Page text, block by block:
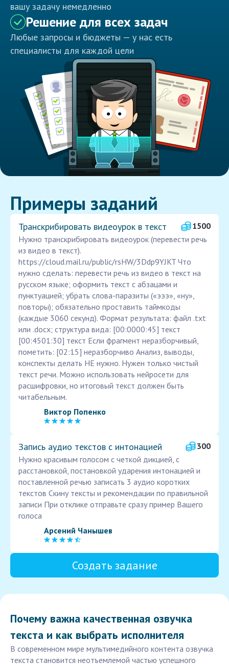
вашу задачу немедленно
Решение для всех задач
Любые запросы и бюджеты — у нас есть
специалисты для каждой цели
Примеры заданий
Транскрибировать видеоурок в текст
1500
Нужно транскрибировать видеоурок (перевести речь
из видео в текст).
https://cloud.mail.ru/public/rsHW/3Ddp9YJKT Что
нужно сделать: перевести речь из видео в текст на
русском языке; оформить текст с абзацами и
пунктуацией; убрать слова-паразиты («эээ», «ну»,
повторы); обязательно проставить таймкоды
(каждые 3060 секунд). Формат результата: файл .txt
или .docx; структура вида: [00:0000:45] текст
[00:4501:30] текст Если фрагмент неразборчивый,
пометить: [02:15] неразборчиво Анализ, выводы,
конспекты делать НЕ нужно. Нужен только чистый
текст речи. Можно использовать нейросети для
расшифровки, но итоговый текст должен быть
читабельным.
Виктор Попенко
Запись аудио текстов с интонацией
300
Нужно красивым голосом с четкой дикцией, с
расстановкой, постановкой ударения интонацией и
поставленной речью записать 3 аудио коротких
текстов Скину тексты и рекомендации по правильной
записи При отклике отправьте сразу пример Вашего
голоса
Арсений Чанышев
Создать задание
Почему важна качественная озвучка
текста и как выбрать исполнителя
В современном мире мультимедийного контента озвучка
текста становится неотъемлемой частью успешного